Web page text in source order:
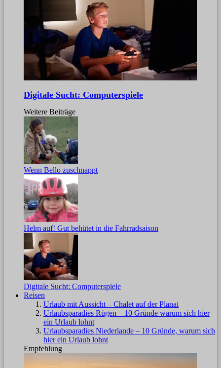
Digitale Sucht: Computerspiele
Weitere Beiträge
Wenn Bello zuschnappt
Helm auf! Gut behütet in die Fahrradsaison
Digitale Sucht: Computerspiele
Reisen
Urlaub mit Aussicht – Chalet auf der Planai
Urlaubsparadies Rügen – 10 Gründe warum sich hier
ein Urlaub lohnt
Urlaubsparadies Niederlande – 10 Gründe, warum sich
hier ein Urlaub lohnt
Empfehlung